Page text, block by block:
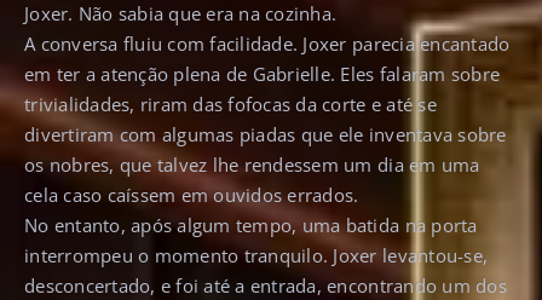
Joxer. Não sabia que era na cozinha.
A conversa fluiu com facilidade. Joxer parecia encantado
em ter a atenção plena de Gabrielle. Eles falaram sobre
trivialidades, riram das fofocas da corte e até se
divertiram com algumas piadas que ele inventava sobre
os nobres, que talvez lhe rendessem um dia em uma
cela caso caíssem em ouvidos errados.
No entanto, após algum tempo, uma batida na porta
interrompeu o momento tranquilo. Joxer levantou-se,
desconcertado, e foi até a entrada, encontrando um dos